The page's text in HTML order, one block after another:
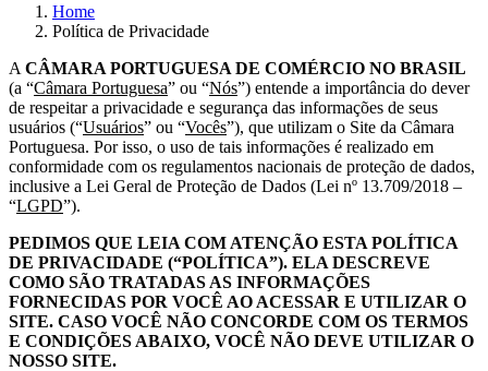
Home
Política de Privacidade
A CÂMARA PORTUGUESA DE COMÉRCIO NO BRASIL
(a “Câmara Portuguesa” ou “Nós”) entende a importância do dever
de respeitar a privacidade e segurança das informações de seus
usuários (“Usuários” ou “Vocês”), que utilizam o Site da Câmara
Portuguesa. Por isso, o uso de tais informações é realizado em
conformidade com os regulamentos nacionais de proteção de dados,
inclusive a Lei Geral de Proteção de Dados (Lei nº 13.709/2018 –
“LGPD”).
PEDIMOS QUE LEIA COM ATENÇÃO ESTA POLÍTICA
DE PRIVACIDADE (“POLÍTICA”). ELA DESCREVE
COMO SÃO TRATADAS AS INFORMAÇÕES
FORNECIDAS POR VOCÊ AO ACESSAR E UTILIZAR O
SITE. CASO VOCÊ NÃO CONCORDE COM OS TERMOS
E CONDIÇÕES ABAIXO, VOCÊ NÃO DEVE UTILIZAR O
NOSSO SITE.